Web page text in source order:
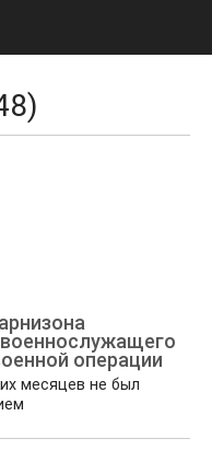
операции
месяцев не был